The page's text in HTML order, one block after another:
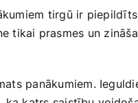
tirgū ir
prasmes un
​panākumiem.